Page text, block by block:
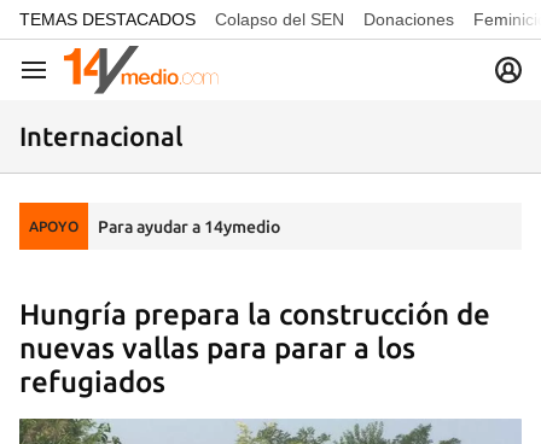
common.go-to-content
TEMAS DESTACADOS Colapso del SEN Donaciones
Navegación
Internacional
APOYO Para ayudar a 14ymedio
Hungría prepara la construcción de
nuevas vallas para parar a los
refugiados